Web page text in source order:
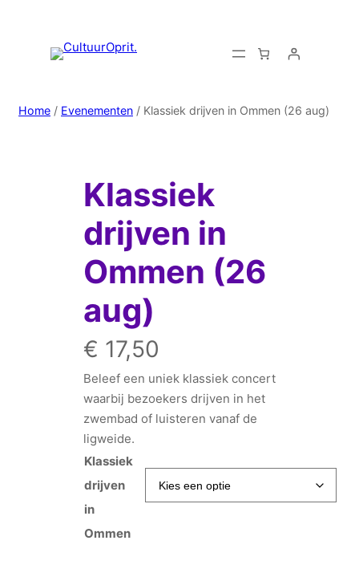
Home / Evenementen / Klassiek drijven in Ommen (26 aug)
Klassiek
drijven in
Ommen (26
aug)
€ 17,50
Beleef een uniek klassiek concert
waarbij bezoekers drijven in het
zwembad of luisteren vanaf de
ligweide.
Klassiek
drijven
in
Ommen